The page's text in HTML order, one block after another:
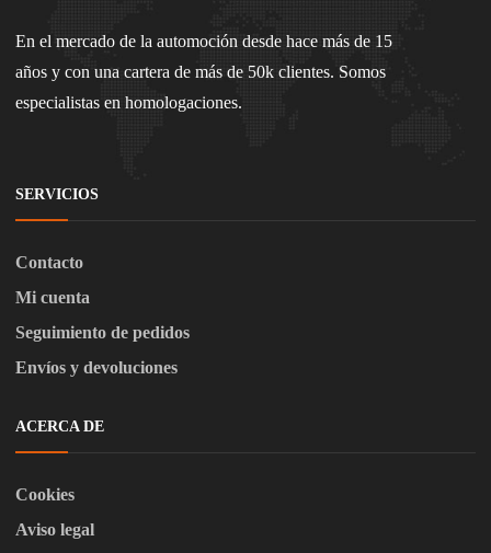
En el mercado de la automoción desde hace más de 15
años y con una cartera de más de 50k clientes. Somos
especialistas en homologaciones.
SERVICIOS
Contacto
Mi cuenta
Seguimiento de pedidos
Envíos y devoluciones
ACERCA DE
Cookies
Aviso legal